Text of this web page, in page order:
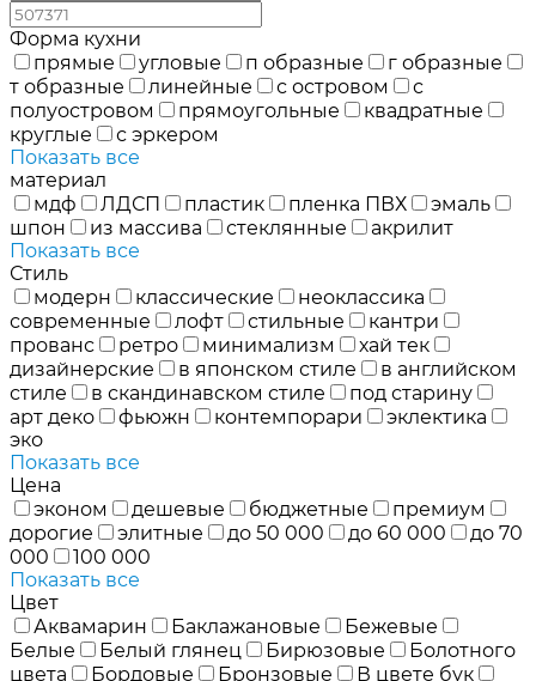
Форма кухни
прямые
угловые п образные
г образные
т образные
линейные с островом
с
полуостровом
прямоугольные
квадратные
круглые
с эркером
Показать все
материал
мдф
ЛДСП пластик пленка ПВХ
эмаль
шпон
из массива стеклянные
акрилит
Показать все
Стиль
модерн
классические
неоклассика
современные
лофт стильные
кантри
прованс
ретро минимализм
хай тек
дизайнерские
в японском стиле
в английском
стиле
в скандинавском стиле
под старину
арт деко
фьюжн контемпорари
эклектика
эко
Показать все
Цена
эконом
дешевые бюджетные
премиум
дорогие
элитные до 50 000 до 60 000
до 70
000
100 000
Показать все
Цвет
Аквамарин
Баклажановые
Бежевые
Белые
Белый глянец Бирюзовые
Болотного
цвета
Бордовые Бронзовые
В цвете бук